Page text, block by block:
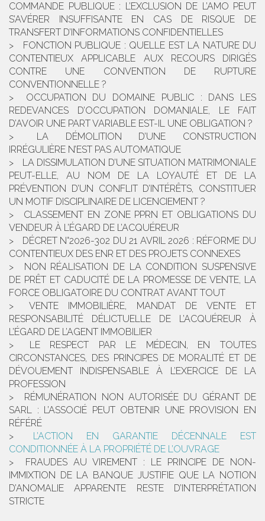
COMMANDE PUBLIQUE : L’EXCLUSION DE L’AMO PEUT
S’AVÉRER INSUFFISANTE EN CAS DE RISQUE DE
TRANSFERT D’INFORMATIONS CONFIDENTIELLES
FONCTION PUBLIQUE : QUELLE EST LA NATURE DU
CONTENTIEUX APPLICABLE AUX RECOURS DIRIGÉS
CONTRE UNE CONVENTION DE RUPTURE
CONVENTIONNELLE ?
OCCUPATION DU DOMAINE PUBLIC : DANS LES
REDEVANCES D’OCCUPATION DOMANIALE, LE FAIT
D’AVOIR UNE PART VARIABLE EST-IL UNE OBLIGATION ?
LA DÉMOLITION D’UNE CONSTRUCTION
IRRÉGULIÈRE N’EST PAS AUTOMATIQUE
LA DISSIMULATION D’UNE SITUATION MATRIMONIALE
PEUT-ELLE, AU NOM DE LA LOYAUTÉ ET DE LA
PRÉVENTION D’UN CONFLIT D’INTÉRÊTS, CONSTITUER
UN MOTIF DISCIPLINAIRE DE LICENCIEMENT ?
CLASSEMENT EN ZONE PPRN ET OBLIGATIONS DU
VENDEUR À L’ÉGARD DE L’ACQUÉREUR
DÉCRET N°2026-302 DU 21 AVRIL 2026 : RÉFORME DU
CONTENTIEUX DES ENR ET DES PROJETS CONNEXES
NON RÉALISATION DE LA CONDITION SUSPENSIVE
DE PRÊT ET CADUCITÉ DE LA PROMESSE DE VENTE, LA
FORCE OBLIGATOIRE DU CONTRAT AVANT TOUT
VENTE IMMOBILIÈRE, MANDAT DE VENTE ET
RESPONSABILITÉ DÉLICTUELLE DE L’ACQUÉREUR À
L’ÉGARD DE L’AGENT IMMOBILIER
LE RESPECT PAR LE MÉDECIN, EN TOUTES
CIRCONSTANCES, DES PRINCIPES DE MORALITÉ ET DE
DÉVOUEMENT INDISPENSABLE À L’EXERCICE DE LA
PROFESSION
RÉMUNÉRATION NON AUTORISÉE DU GÉRANT DE
SARL : L’ASSOCIÉ PEUT OBTENIR UNE PROVISION EN
RÉFÉRÉ
L’ACTION EN GARANTIE DÉCENNALE EST
CONDITIONNÉE À LA PROPRIÉTÉ DE L’OUVRAGE
FRAUDES AU VIREMENT : LE PRINCIPE DE NON-
IMMIXTION DE LA BANQUE JUSTIFIE QUE LA NOTION
D’ANOMALIE APPARENTE RESTE D’INTERPRÉTATION
STRICTE